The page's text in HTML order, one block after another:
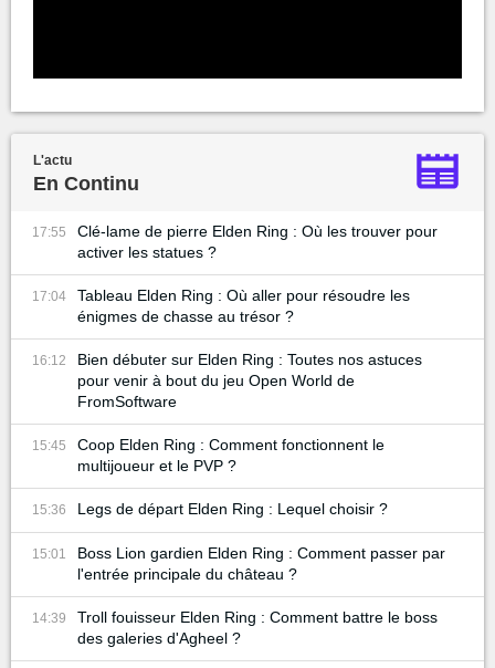
L'actu
En Continu
17:55
Clé-lame de pierre Elden Ring : Où les trouver pour
activer les statues ?
17:04
Tableau Elden Ring : Où aller pour résoudre les
énigmes de chasse au trésor ?
16:12
Bien débuter sur Elden Ring : Toutes nos astuces
pour venir à bout du jeu Open World de
FromSoftware
15:45
Coop Elden Ring : Comment fonctionnent le
multijoueur et le PVP ?
15:36 Legs de départ Elden Ring : Lequel choisir ?
15:01
Boss Lion gardien Elden Ring : Comment passer par
l'entrée principale du château ?
14:39
Troll fouisseur Elden Ring : Comment battre le boss
des galeries d'Agheel ?